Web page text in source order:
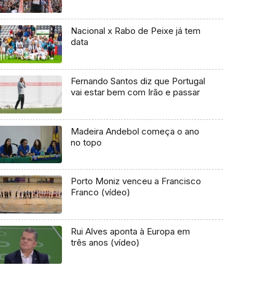
Nacional x Rabo de Peixe já tem
data
Fernando Santos diz que Portugal
vai estar bem com Irão e passar
Madeira Andebol começa o ano
no topo
Porto Moniz venceu a Francisco
Franco (vídeo)
Rui Alves aponta à Europa em
três anos (vídeo)